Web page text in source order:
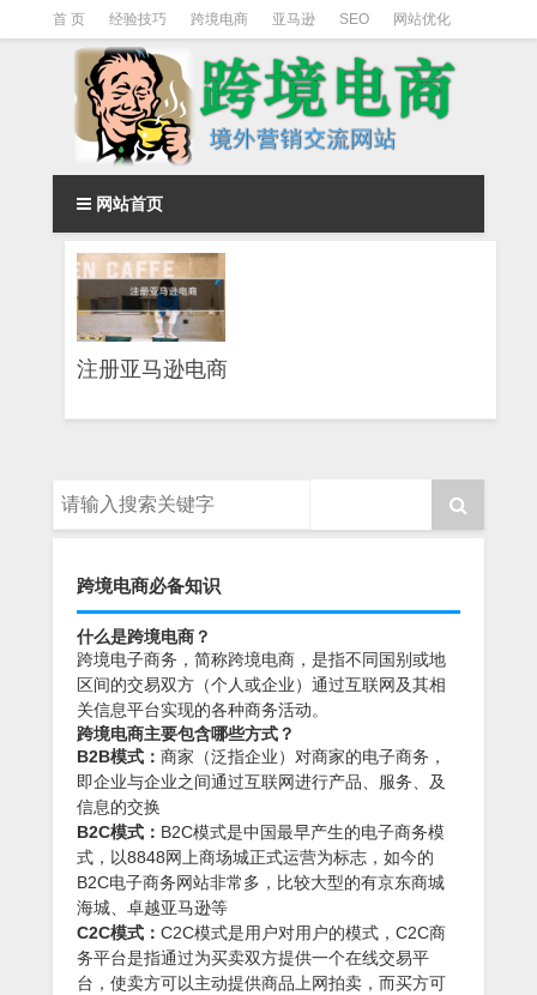
首 页 经验技巧 跨境电商 亚马逊 SEO 网站优化
Facebook营销 Facebook广告 facebook营销技巧
instagram营销
网站首页
注册亚马逊电商
跨境电商必备知识
什么是跨境电商？
跨境电子商务，简称跨境电商，是指不同国别或地
区间的交易双方（个人或企业）通过互联网及其相
关信息平台实现的各种商务活动。
跨境电商主要包含哪些方式？
B2B模式： 商家（泛指企业）对商家的电子商务，
即企业与企业之间通过互联网进行产品、服务、及
信息的交换
B2C模式： B2C模式是中国最早产生的电子商务模
式，以8848网上商场城正式运营为标志，如今的
B2C电子商务网站非常多，比较大型的有京东商城
海城、卓越亚马逊等
C2C模式： C2C模式是用户对用户的模式，C2C商
务平台是指通过为买卖双方提供一个在线交易平
台，使卖方可以主动提供商品上网拍卖，而买方可